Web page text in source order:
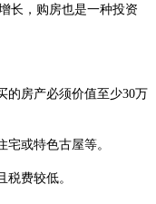
长，购房也是一种投资
的房产必须价值至少30万
或特色古屋等。
费较低。